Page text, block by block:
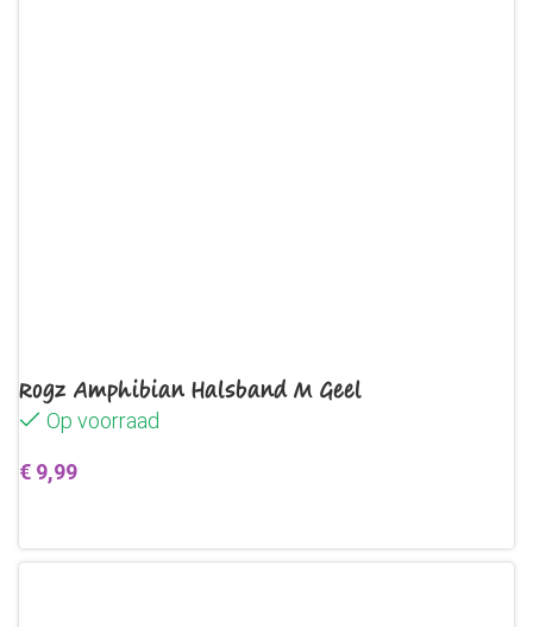
Rogz Amphibian Halsband M Geel
Op voorraad
€ 9,99